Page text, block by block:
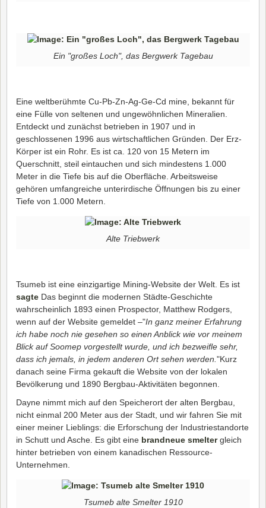
Ein "großes Loch", das Bergwerk Tagebau
Eine weltberühmte Cu-Pb-Zn-Ag-Ge-Cd mine, bekannt für
eine Fülle von seltenen und ungewöhnlichen Mineralien.
Entdeckt und zunächst betrieben in 1907 und in
geschlossenen 1996 aus wirtschaftlichen Gründen. Der Erz-
Körper ist ein Rohr. Es ist ca. 120 von 15 Metern im
Querschnitt, steil eintauchen und sich mindestens 1.000
Meter in die Tiefe bis auf die Oberfläche. Arbeitsweise
gehören umfangreiche unterirdische Öffnungen bis zu einer
Tiefe von 1.000 Metern.
Alte Triebwerk
Tsumeb ist eine einzigartige Mining-Website der Welt. Es ist
sagte Das beginnt die modernen Städte-Geschichte
wahrscheinlich 1893 einen Prospector, Matthew Rodgers,
wenn auf der Website gemeldet –"In ganz meiner Erfahrung
ich habe noch nie gesehen so einen Anblick wie vor meinem
Blick auf Soomep vorgestellt wurde, und ich bezweifle sehr,
dass ich jemals, in jedem anderen Ort sehen werden. "Kurz
danach seine Firma gekauft die Website von der lokalen
Bevölkerung und 1890 Bergbau-Aktivitäten begonnen.
Dayne nimmt mich auf den Speicherort der alten Bergbau,
nicht einmal 200 Meter aus der Stadt, und wir fahren Sie mit
einer meiner Lieblings: die Erforschung der Industriestandorte
in Schutt und Asche. Es gibt eine brandneue smeltergleich
hinter betrieben von einem kanadischen Ressource-
Unternehmen.
Tsumeb alte Smelter 1910